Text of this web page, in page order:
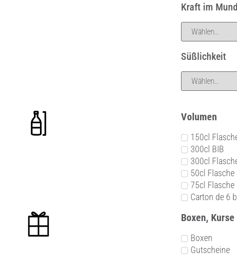
Kraft im Mund
Süßlichkeit
Volumen
150cl
300cl BIB
300cl
50cl Flasche
75cl Flasche
Carton de 6
Boxen,
Boxen
Gutscheine